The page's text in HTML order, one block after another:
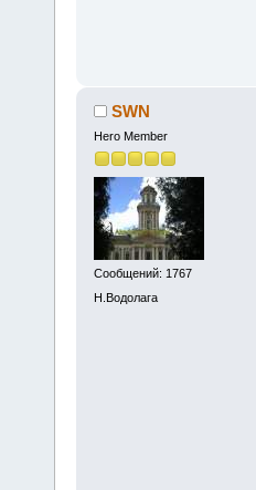
SWN
Hero Member
Сообщений: 1767
Н.Водолага